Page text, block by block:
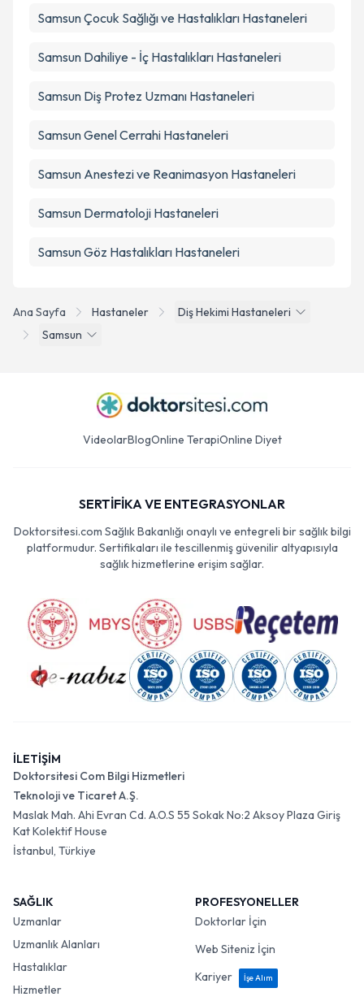
SamsunÇocuk Sağlığı ve Hastalıkları Hastaneleri
Samsun Dahiliye - İç Hastalıkları Hastaneleri
Samsun Diş Protez Uzmanı Hastaneleri
SamsunGenel Cerrahi Hastaneleri
Samsun Anestezi ve Reanimasyon Hastaneleri
Samsun Dermatoloji Hastaneleri
SamsunGöz Hastalıkları Hastaneleri
Ana Sayfa Hastaneler
Diş Hekimi Hastaneleri
Samsun
VideolarBlogOnline TerapiOnline Diyet
SERTİFİKA VE ENTEGRASYONLAR
Doktorsitesi.com Sağlık Bakanlığı onaylı ve entegreli bir sağlık bilgi
platformudur. Sertifikaları ile tescillenmiş güvenilir altyapısıyla
sağlık hizmetlerine erişim sağlar.
İLETİŞİM
Doktorsitesi Com Bilgi Hizmetleri
Teknoloji ve Ticaret A.Ş.
Maslak Mah. Ahi Evran Cd. A.O.S 55 Sokak No:2 Aksoy Plaza Giriş
Kat Kolektif House
İstanbul, Türkiye
SAĞLIK
Uzmanlar
Uzmanlık Alanları
Hastalıklar
Hizmetler
PROFESYONELLER
Doktorlar İçin
Web Siteniz İçin
Kariyer
İşe Alım